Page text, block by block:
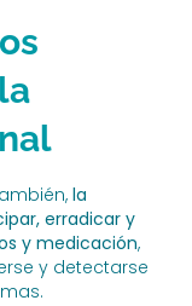
la
erradicar y
y medicación,
y detectarse